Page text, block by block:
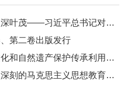
让中朝传统友谊之树更加根深叶茂——习近平总书记对朝鲜进行国事访问纪实
第二卷出版发行
在习近平文化思想引领下文化和自然遗产保护传承利用工作开创新局面
伟大征程丨延安整风：一次深刻的马克思主义思想教育运动